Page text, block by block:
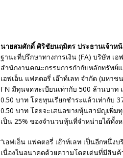
นายสมศักดิ์ ศิริชัยนฤมิตร ประธานเจ้าห
ฐานะที่ปรึกษาทางการเงิน (FA) บริษัท เ
สำนักงานคณะกรรมการกำกับหลักทรัพย์
เอฟเอ็น แฟคตอรี่ เอ๊าท์เลท จำกัด (มหา
FN มีทุนจดทะเบียนเท่ากับ 500 ล้านบา
0.50 บาท โดยทุนเรียกชำระแล้วเท่ากับ
0.50 บาท โดยจะเสนอขายหุ้นสามัญเพิ่
เป็น 25% ของจำนวนหุ้นที่จำหน่ายได้ทั้ง
“เอฟเอ็น แฟคตอรี่ เอ๊าท์เลท เป็นอีกหนึ่ง
เนื่องในอนาคตด้วยความโดดเด่นที่มีสิน